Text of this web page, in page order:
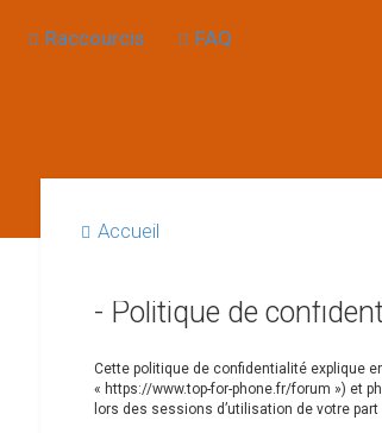
Raccourcis FAQ
Accueil
- Politique de
Cette politique de confidentialité explique
« https://www.top-for-phone.fr/forum ») et
lors des sessions d’utilisation de votre